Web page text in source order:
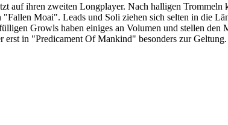
auf ihren zweiten Longplayer. Nach halligen
Moai". Leads und Soli ziehen sich selten in die
Growls haben einiges an Volumen und stellen
in "Predicament Of Mankind" besonders zur